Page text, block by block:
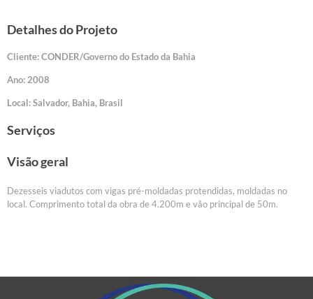
Detalhes do Projeto
Cliente: CONDER/Governo do Estado da Bahia
Ano: 2008
Local: Salvador, Bahia, Brasil
Serviços
Visão geral
Dezesseis viadutos com vigas pré-moldadas protendidas, moldadas no
local. Comprimento total da obra de 4.200m e vão principal de 50m.